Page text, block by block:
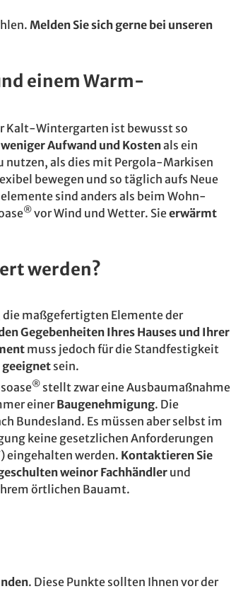
Melden Sie sich gerne bei unseren
einem Warm-
Kalt-Wintergarten ist bewusst so
weniger Aufwand und Kostenals ein
nutzen, als dies mit Pergola-Markisen
bewegen und so täglich aufs Neue
sind anders als beim Wohn-
® vor Wind und Wetter. Sieerwärmt
werden?
die maßgefertigten Elemente der
Gegebenheiten Ihres Hauses und Ihrer
muss jedoch für die Standfestigkeit
geeignet sein.
® stellt zwar eine Ausbaumaßnahme
einerBaugenehmigung. Die
Bundesland. Es müssen aber selbst im
keine gesetzlichen Anforderungen
eingehalten werden. Kontaktieren Sie
weinor Fachhändler und
örtlichen Bauamt.
. Diese Punkte sollten Ihnen vor der